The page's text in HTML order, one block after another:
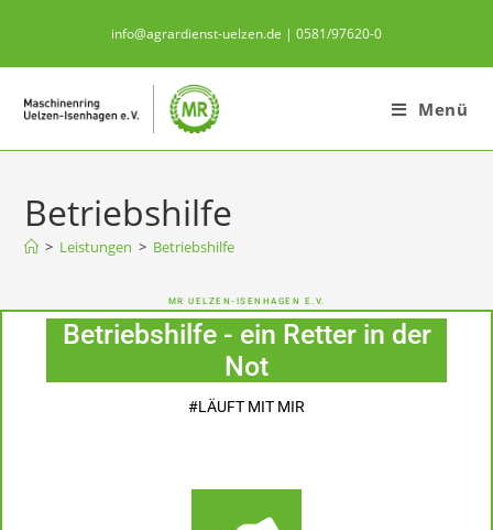
info@agrardienst-uelzen.de | 0581/97620-0
Menü
Betriebshilfe
> Leistungen > Betriebshilfe
MR UELZEN-ISENHAGEN E.V.
Betriebshilfe - ein Retter in der
Not
#LÄUFT MIT MIR